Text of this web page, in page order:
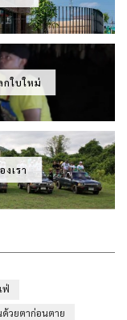
กใบใหม่
งเรา
ฟ่
วยตาก่อนตาย